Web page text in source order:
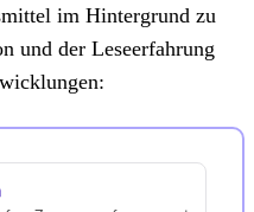
im Hintergrund zu
und der Leseerfahrung